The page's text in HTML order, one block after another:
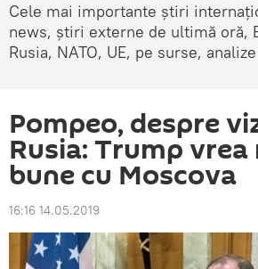
Cele mai importante știri
news, știri externe de ultimă oră,
Rusia, NATO, UE, pe surse,
Pompeo, despre
Rusia: Trump
bune cu Moscova
16:16 14.05.2019